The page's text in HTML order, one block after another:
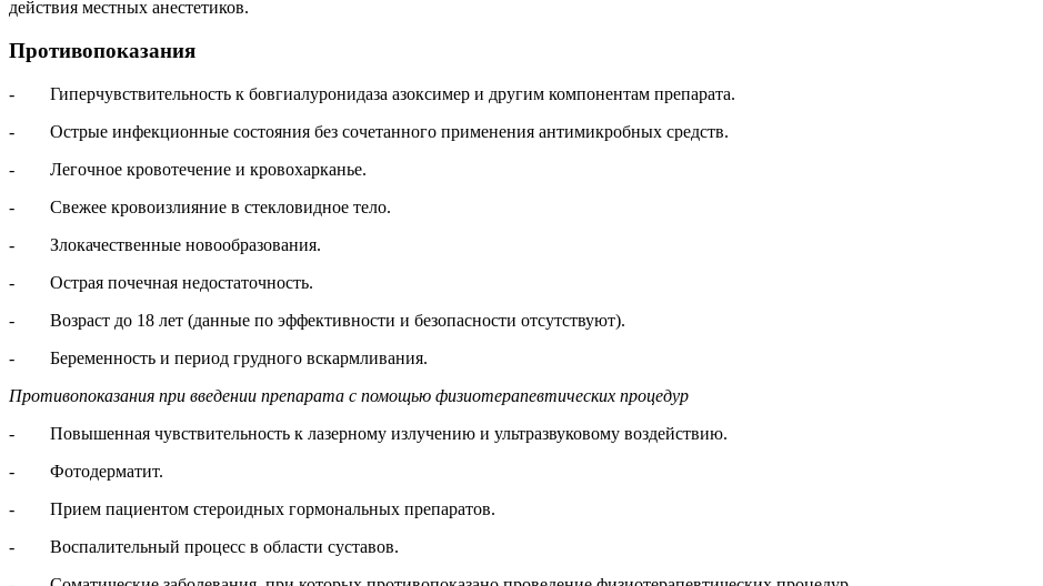
действия местных анестетиков.
Противопоказания
- Гиперчувствительность к бовгиалуронидаза азоксимер и другим компонентам препарата.
- Острые инфекционные состояния без сочетанного применения антимикробных средств.
- Легочное кровотечение и кровохарканье.
- Свежее кровоизлияние в стекловидное тело.
- Злокачественные новообразования.
- Острая почечная недостаточность.
- Возраст до 18 лет (данные по эффективности и безопасности отсутствуют).
- Беременность и период грудного вскармливания.
Противопоказания при введении препарата с помощью физиотерапевтических процедур
- Повышенная чувствительность к лазерному излучению и ультразвуковому воздействию.
- Фотодерматит.
- Прием пациентом стероидных гормональных препаратов.
- Воспалительный процесс в области суставов.